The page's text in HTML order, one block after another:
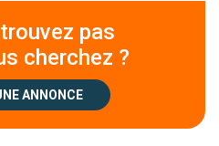
pas
cherchez ?
ANNONCE